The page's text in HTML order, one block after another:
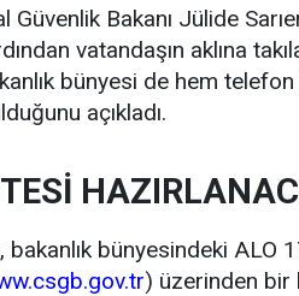
Güvenlik Bakanı Jülide
vatandaşın aklına
bünyesi de hem
açıkladı.
bakanlık bünyesindeki ALO
) üzerinden bir